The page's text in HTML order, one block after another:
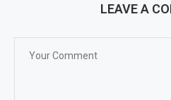
LEAVE A